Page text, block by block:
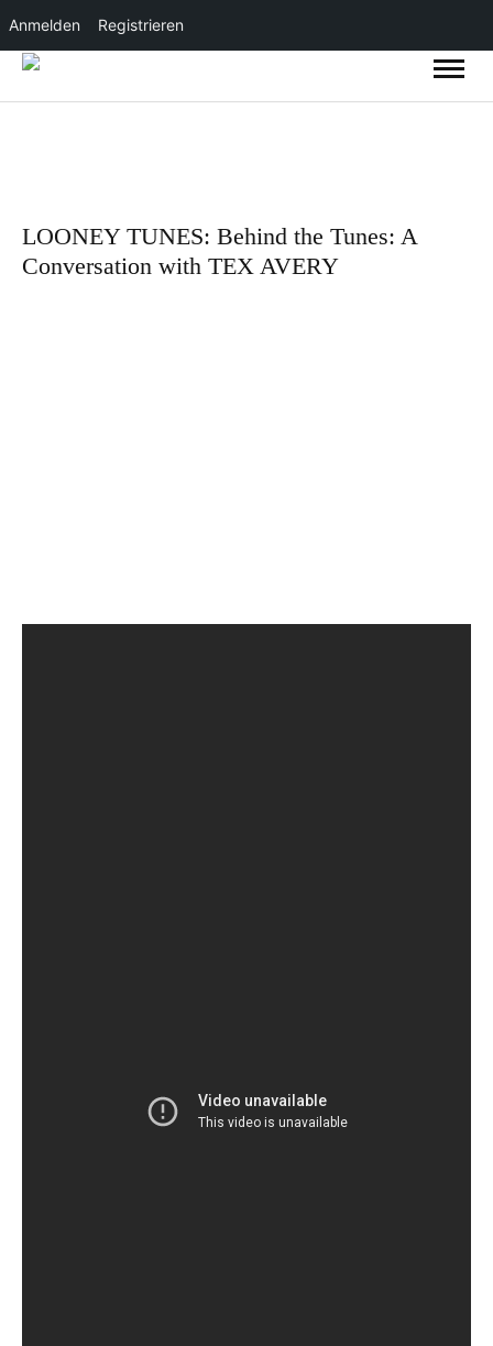
Anmelden Registrieren
LOONEY TUNES: Behind the Tunes: A
Conversation with TEX AVERY